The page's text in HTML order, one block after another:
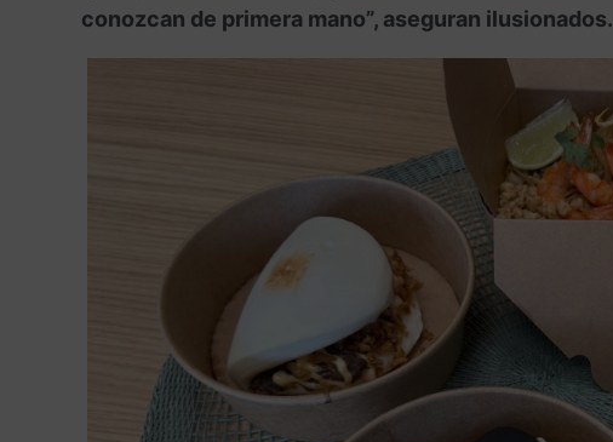
conozcan de primera mano”, aseguran ilusionados.